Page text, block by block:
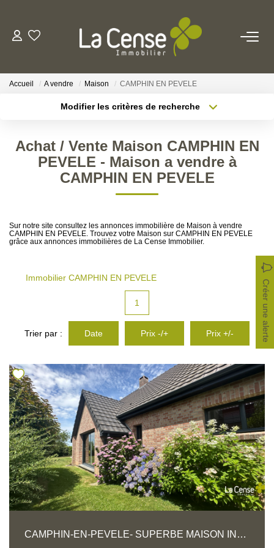
NOS AGENCES
Notre Équipe
Nos Actualités
Accueil A vendre Maison CAMPHIN EN PEVELE
Modifier les critères de recherche
Sélectionnez...
Type de bien
Achat / Vente Maison CAMPHIN EN
PEVELE - Maison a vendre à
CAMPHIN EN PEVELE
Sur notre site consultez les annonces immobilière de Maison à vendre
CAMPHIN EN PEVELE. Trouvez votre Maison sur CAMPHIN EN PEVELE
grâce aux annonces immobilières de La Cense Immobilier.
Immobilier CAMPHIN EN PEVELE
Créer une alerte
1
Trier par : Date Prix -/+ Prix +/-
CAMPHIN-EN-PEVELE- SUPERBE MAISON INDIVIDUELLE EN SEMI PLAIN-PIED